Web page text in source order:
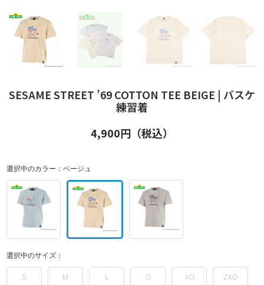
SESAME STREET ’69 COTTON TEE BEIGE | バスケ
練習着
4,900円（税込）
選択中のカラー：ベージュ
選択中のサイズ：
S M L O XO 2XO